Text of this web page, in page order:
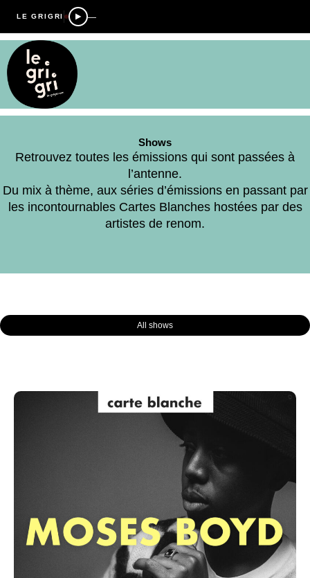
LE GRIGRI —
Shows
Retrouvez toutes les émissions qui sont passées à
l’antenne.
Du mix à thème, aux séries d’émissions en passant par
les incontournables Cartes Blanches hostées par des
artistes de renom.
All shows
Page Page